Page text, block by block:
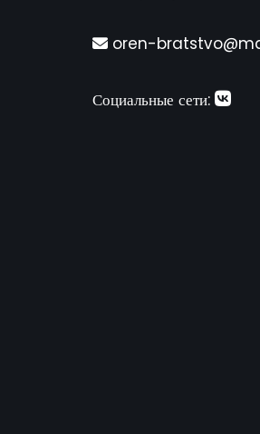
oren-
Социальные сети: